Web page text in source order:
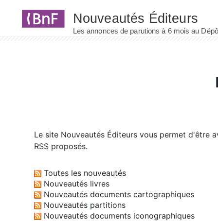
Le site Nouveautés Éditeurs vous permet d'être
RSS proposés.
Toutes les nouveautés
Nouveautés livres
Nouveautés documents cartographiques
Nouveautés partitions
Nouveautés documents iconographiques